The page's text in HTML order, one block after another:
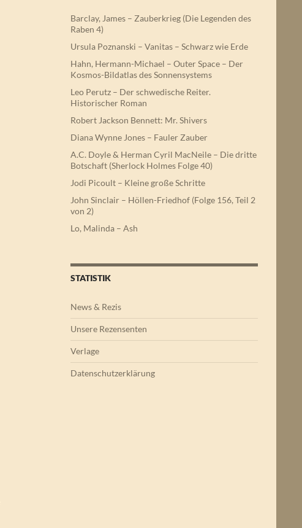
Barclay, James – Zauberkrieg (Die Legenden des
Raben 4)
Ursula Poznanski – Vanitas – Schwarz wie Erde
Hahn, Hermann-Michael – Outer Space – Der
Kosmos-Bildatlas des Sonnensystems
Leo Perutz – Der schwedische Reiter.
Historischer Roman
Robert Jackson Bennett: Mr. Shivers
Diana Wynne Jones – Fauler Zauber
A.C. Doyle & Herman Cyril MacNeile – Die dritte
Botschaft (Sherlock Holmes Folge 40)
Jodi Picoult – Kleine große Schritte
John Sinclair – Höllen-Friedhof (Folge 156, Teil 2
von 2)
Lo, Malinda – Ash
STATISTIK
News & Rezis
Unsere Rezensenten
Verlage
Datenschutzerklärung